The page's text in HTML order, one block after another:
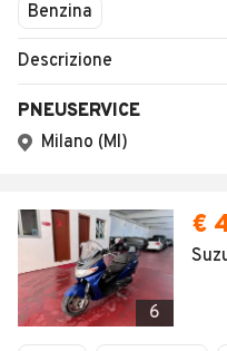
Benzina
Descrizione
PNEUSERVICE
Milano (MI)
6
€